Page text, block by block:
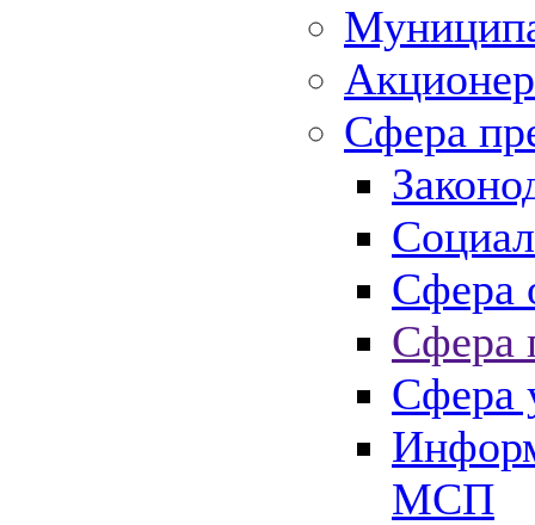
Сфера
Сфера
Сфера
Сфера
МСП